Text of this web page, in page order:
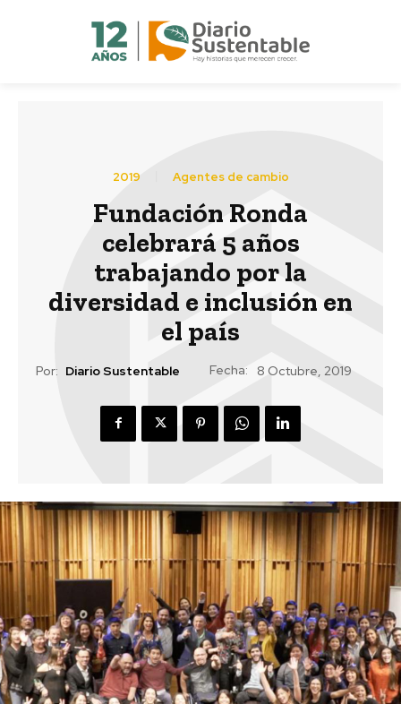
2019 Agentes de cambio
Fundación Ronda
celebrará 5 años
trabajando por la
diversidad e inclusión en
el país
Por: Diario Sustentable Fecha: 8 Octubre, 2019